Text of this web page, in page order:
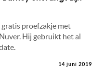
proefzakje met
Hij gebruikt het al
14 juni 2019